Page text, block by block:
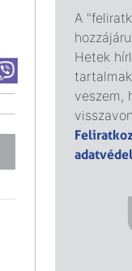
A
Hetek
veszem,